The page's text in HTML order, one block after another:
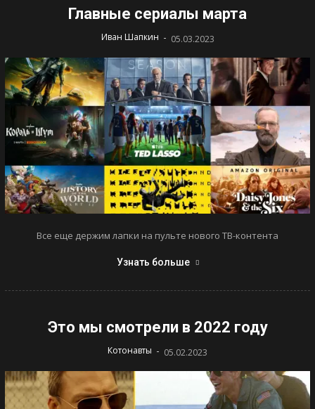
Главные сериалы марта
Иван Шапкин - 05.03.2023
Все еще держим лапки на пульте нового ТВ-контента
Узнать больше
Это мы смотрели в 2022 году
Котонавты - 05.02.2023